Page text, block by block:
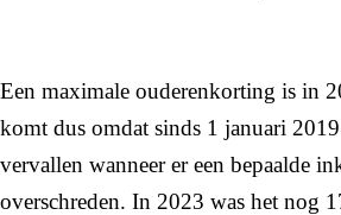
Een maximale ouderenkorting is in
komt dus omdat sinds 1 januari
vervallen wanneer er een bepaalde
overschreden. In 2023 was het nog